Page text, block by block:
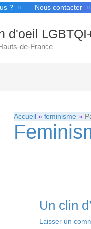
? Nous contacter
d'oeil
de-France
Accueil feminisme
Un clin
Laisser un